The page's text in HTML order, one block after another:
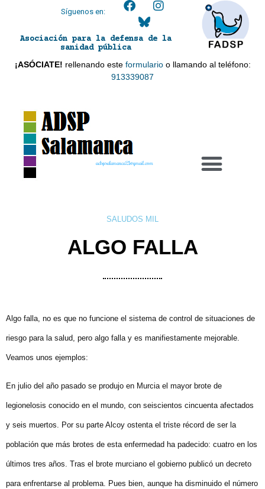
Síguenos en:
Asociación para la defensa de la
sanidad pública
¡ASÓCIATE! rellenando este formularioo llamando al teléfono:
913339087
adspsalamanca21@gmail.com
SALUDOS MIL
ALGO FALLA
Algo falla, no es que no funcione el sistema de control de situaciones de
riesgo para la salud, pero algo falla y es manifiestamente mejorable.
Veamos unos ejemplos:
En julio del año pasado se produjo en Murcia el mayor brote de
legionelosis conocido en el mundo, con seiscientos cincuenta afectados
y seis muertos. Por su parte Alcoy ostenta el triste récord de ser la
población que más brotes de esta enfermedad ha padecido: cuatro en los
últimos tres años. Tras el brote murciano el gobierno publicó un decreto
para enfrentarse al problema. Pues bien, aunque ha disminuido el número